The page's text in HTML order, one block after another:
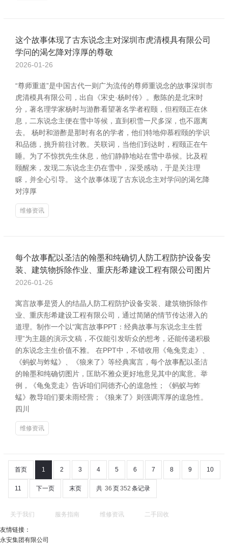
这个故事体现了古东说念主对深圳市虎清模具有限公司
学问的渴乞降对淳厚的尊敬
2026-01-26
“尊师重道”是中国古代一则广为流传的尊师重说念的故事深圳市
虎清模具有限公司，出自《宋史·杨时传》。敷陈的是北宋时
分，著名理学家杨时与游酢看望著名学者程颐，但程颐正在休
息，二东说念主便在雪中等候，直到积雪一尺多深，也不愿离
去。 杨时和游酢是那时有名的学者，他们特地仰慕程颐的学识
和品德，挑升前往讨教。关联词，当他们到达时，程颐正在午
睡。为了不惊扰先生休息，他们静静地站在雪中恭候。比及程
颐醒来，发现二东说念主仍在雪中，深受感动，于是关注理
睬，并全心引导。 这个故事体现了古东说念主对学问的渴乞降
对淳厚
维修资讯
每个故事配以圣洁的翰墨和纯确切人防工程防护设备安
装、建筑物拆除作业、重庆彤希建设工程有限公司图片
2026-01-26
寓言故事是贤人的结晶人防工程防护设备安装、建筑物拆除作
业、重庆彤希建设工程有限公司，通过简陋的情节传达潜入的
道理。制作一个以“寓言故事PPT：经典故事与东说念主生哲
理”为主题的演示文稿，不仅能引发听众的想考，还能传递积极
的东说念主生价值不雅。 在PPT中，不错收用《龟兔竞走》、
《蚂蚁与蚱蜢》、《狼来了》等经典寓言，每个故事配以圣洁
的翰墨和纯确切图片，匡助不雅众更好地意见其中的寓意。举
例，《龟兔竞走》告诉咱们同德齐心的遑急性；《蚂蚁与蚱
蜢》教导咱们要未雨经营；《狼来了》则强调浑厚的遑急性。
四川
维修资讯
首页 1 2 3 4 5 6 7 8 9 10
11 下一页 末页 共 36 页352 条记录
关于我们 服务指南 维修资讯 二手回收
友情链接：
永安集团有限公司